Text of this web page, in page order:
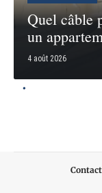
Quel câble
un
4 août 2026
Contact